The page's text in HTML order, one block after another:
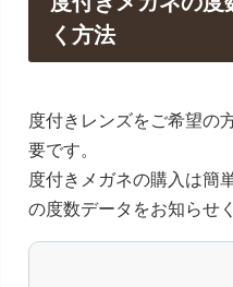
く方法
度付きレンズをご希望の
要です。
度付きメガネの購入は簡
の度数データをお知らせ